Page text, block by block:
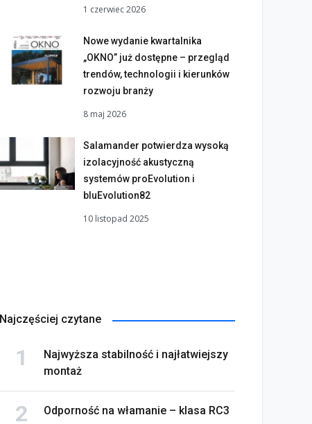
1 czerwiec 2026
Nowe wydanie kwartalnika
„OKNO” już dostępne – przegląd
trendów, technologii i kierunków
rozwoju branży
8 maj 2026
Salamander potwierdza wysoką
izolacyjność akustyczną
systemów proEvolution i
bluEvolution82
10 listopad 2025
Najczęściej czytane
Najwyższa stabilność i najłatwiejszy
montaż
Odporność na włamanie – klasa RC3